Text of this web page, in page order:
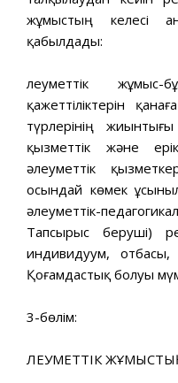
жұмыстың келесі
қабылдады:
Әлеуметтік
қажеттіліктерін
түрлерінің
қызметтік және
әлеуметтік
осындай көмек
әлеуметтік-
Тапсырыс беруші)
индивидуум,
Қоғамдастық болуы
3-бөлім:
ӘЛЕУМЕТТІК